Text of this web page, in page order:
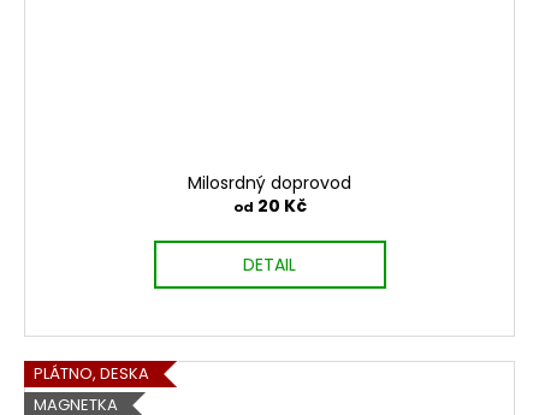
Milosrdný doprovod
od 20 Kč
DETAIL
PLÁTNO, DESKA
MAGNETKA